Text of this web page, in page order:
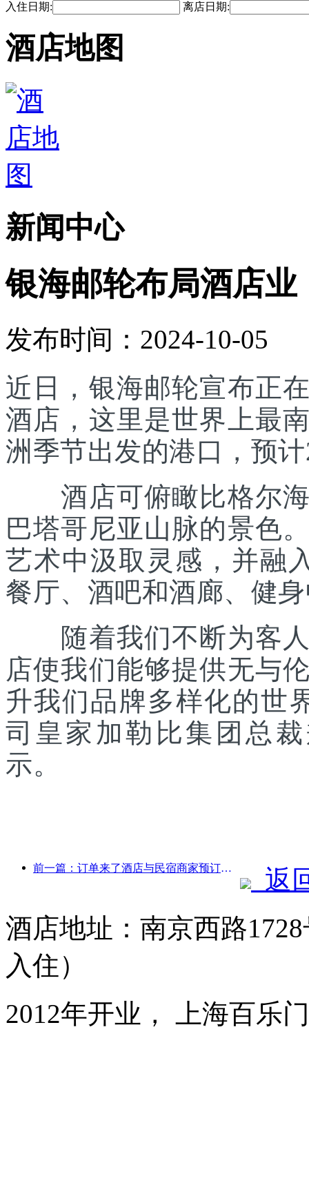
入住日期: 离店日期:
酒店地图
新闻中心
银海邮轮布局酒店业
发布时间：2024-10-05
近日，银海邮轮宣布正
酒店，这里是世界上最
洲季节出发的港口，预
酒店可俯瞰比格尔海
巴塔哥尼亚山脉的景色
艺术中汲取灵感，并融
餐厅、酒吧和酒廊、健
随着我们不断为客人
店使我们能够提供无与
升我们品牌多样化的世
司皇家加勒比集团总裁
示。
前一篇：订单来了酒店与民宿商家预订热度持平，国庆平均预订率分别为24.97%和24.49%
返
酒店地址：南京西路
入住）
2012年开业， 上海百